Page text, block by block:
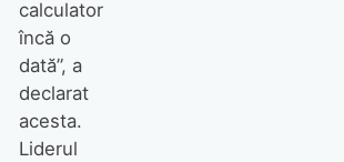
calculator
încă o
dată”, a
declarat
acesta.
Liderul